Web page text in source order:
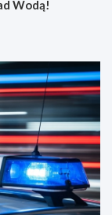
Wodą!